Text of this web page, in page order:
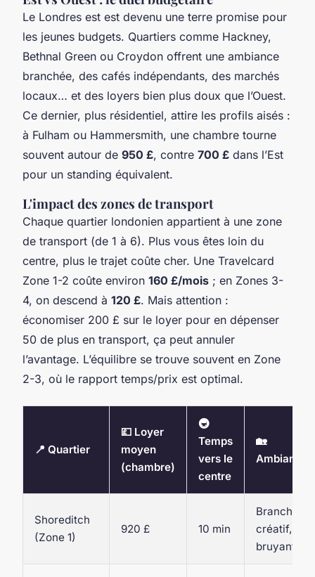
Le Londres est est devenu une terre promise pour
les jeunes budgets. Quartiers comme Hackney,
Bethnal Green ou Croydon offrent une ambiance
branchée, des cafés indépendants, des marchés
locaux… et des loyers bien plus doux que l’Ouest.
Ce dernier, plus résidentiel, attire les profils aisés :
à Fulham ou Hammersmith, une chambre tourne
souvent autour de 950 £, contre 700 £ dans l’Est
pour un standing équivalent.
L'impact des zones de transport
Chaque quartier londonien appartient à une zone
de transport (de 1 à 6). Plus vous êtes loin du
centre, plus le trajet coûte cher. Une Travelcard
Zone 1-2 coûte environ 160 £/mois ; en Zones 3-
4, on descend à 120 £. Mais attention :
économiser 200 £ sur le loyer pour en dépenser
50 de plus en transport, ça peut annuler
l’avantage. L’équilibre se trouve souvent en Zone
2-3, où le rapport temps/prix est optimal.
📍 Quartier
💷 Loyer
moyen
(chambre)
🚇
Temps
vers le
centre
🏡
Ambiance
Shoreditch
(Zone 1)
920 £ 10 min
Branché,
créatif,
bruyant